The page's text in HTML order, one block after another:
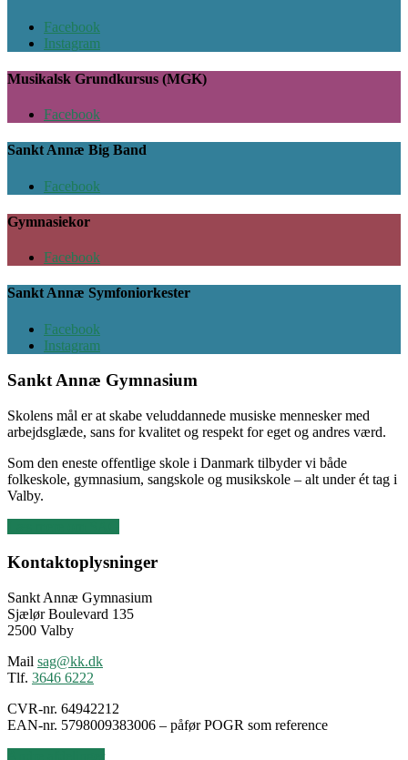
Facebook
Instagram
Musikalsk Grundkursus (MGK)
Facebook
Sankt Annæ Big Band
Facebook
Gymnasiekor
Facebook
Sankt Annæ Symfoniorkester
Facebook
Instagram
Sankt Annæ Gymnasium
Skolens mål er at skabe veluddannede musiske mennesker med
arbejdsglæde, sans for kvalitet og respekt for eget og andres værd.
Som den eneste offentlige skole i Danmark tilbyder vi både
folkeskole, gymnasium, sangskole og musikskole – alt under ét tag i
Valby.
Kontaktoplysninger
Sankt Annæ Gymnasium
Sjælør Boulevard 135
2500 Valby
Mail sag@kk.dk
Tlf. 3646 6222
CVR-nr. 64942212
EAN-nr. 5798009383006 – påfør POGR som reference